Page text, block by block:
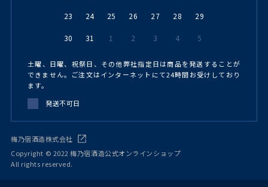
23 24 25 26 27 28 29
30 31 1 2 3 4 5
土曜、日曜、祝祭日、その他弊社指定日は商品を発送することが
できません。ご注文はインターネットにて24時間お受けしており
ます。
発送不可日
梅乃宿酒造株式会社
Copyright © 2022 梅乃宿酒造公式オンラインショップ
All rights reserved.